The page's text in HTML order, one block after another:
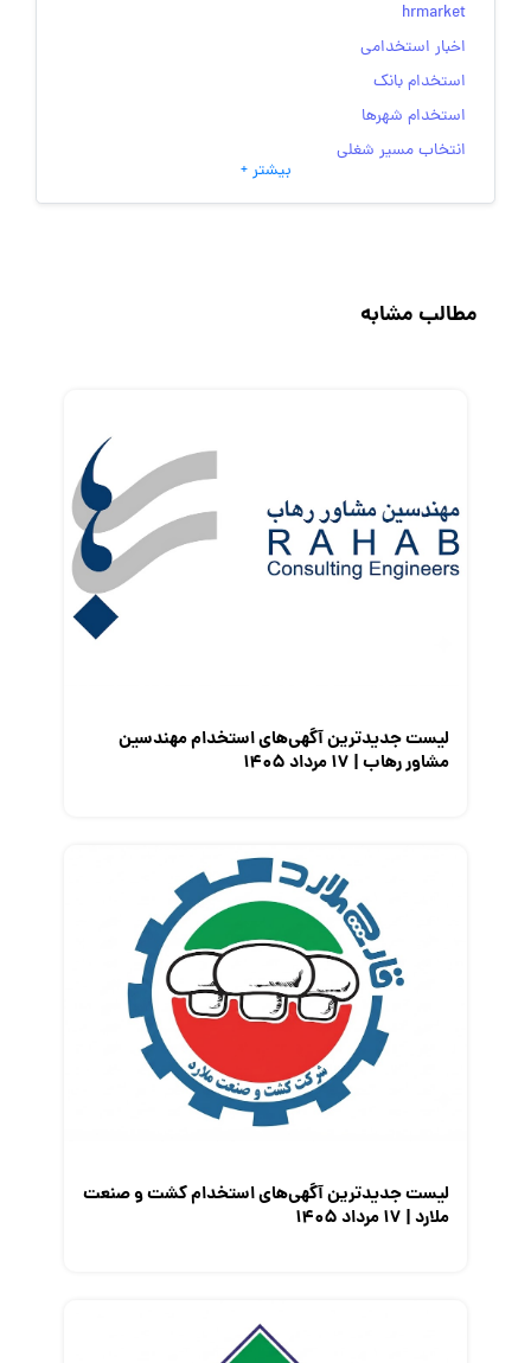
hrmarket
اخبار استخدامی
استخدام بانک
استخدام شهرها
انتخاب مسیر شغلی
به‌روزرسانی‌های سایت (کارجویی)
رزومه
گزارش‌های آماری
مصاحبه شغلی
معرفی شرکت ها
بیشتر +
مطالب مشابه
لیست جدیدترین آگهی‌های استخدام مهندسین
مشاور رهاب | ۱۷ مرداد ۱۴۰۵
لیست جدیدترین آگهی‌های استخدام کشت و صنعت
ملارد | ۱۷ مرداد ۱۴۰۵